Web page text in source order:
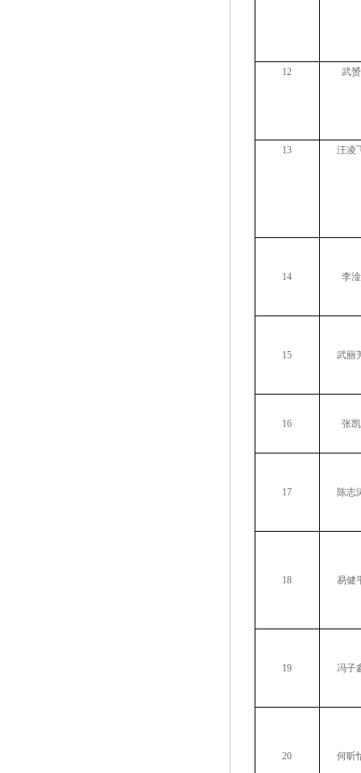
12 武赟
13 汪凌
14 李淦
15 武丽
16 张凯
17 陈志
18 易健
19 冯子
20 何昕